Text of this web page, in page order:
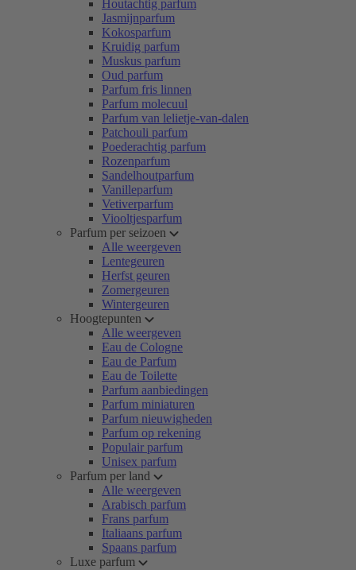
Houtachtig parfum
Jasmijnparfum
Kokosparfum
Kruidig parfum
Muskus parfum
Oud parfum
Parfum fris linnen
Parfum molecuul
Parfum van lelietje-van-dalen
Patchouli parfum
Poederachtig parfum
Rozenparfum
Sandelhoutparfum
Vanilleparfum
Vetiverparfum
Viooltjesparfum
Parfum per seizoen
Alle weergeven
Lentegeuren
Herfst geuren
Zomergeuren
Wintergeuren
Hoogtepunten
Alle weergeven
Eau de Cologne
Eau de Parfum
Eau de Toilette
Parfum aanbiedingen
Parfum miniaturen
Parfum nieuwigheden
Parfum op rekening
Populair parfum
Unisex parfum
Parfum per land
Alle weergeven
Arabisch parfum
Frans parfum
Italiaans parfum
Spaans parfum
Luxe parfum